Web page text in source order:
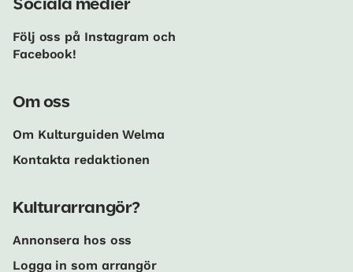
Sociala medier
Följ oss på Instagram och
Facebook!
Om oss
Om Kulturguiden Welma
Kontakta redaktionen
Kulturarrangör?
Annonsera hos oss
Logga in som arrangör